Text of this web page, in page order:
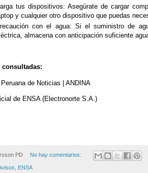
tus dispositivos: Asegúrate de cargar
y cualquier otro dispositivo que puedas
con el agua: Si el suministro de
almacena con anticipación suficiente
consultadas:
de Noticias | ANDINA
de ENSA (Electronorte S.A.)
PD No hay comentarios:
ENSA